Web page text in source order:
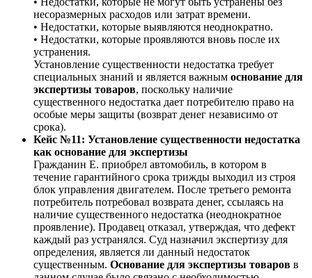
несоразмерных расходов или затрат времени.
• Недостатки, которые выявляются неоднократно.
• Недостатки, которые проявляются вновь после их
устранения.
Установление существенности недостатка требует
специальных знаний и является важным основание для
экспертизы товаров, поскольку наличие
существенного недостатка дает потребителю право на
особые меры защиты (возврат денег независимо от
срока).
Кейс №11: Установление существенности недостатка
как основание для экспертизы
Гражданин Е. приобрел автомобиль, в котором в
течение гарантийного срока трижды выходил из строя
блок управления двигателем. После третьего ремонта
потребитель потребовал возврата денег, ссылаясь на
наличие существенного недостатка (неоднократное
проявление). Продавец отказал, утверждая, что дефект
каждый раз устранялся. Суд назначил экспертизу для
определения, является ли данный недостаток
существенным. Основание для экспертизы товаров в